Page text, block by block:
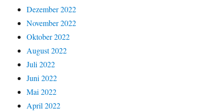
Dezember 2022
November 2022
Oktober 2022
August 2022
Juli 2022
Juni 2022
Mai 2022
April 2022